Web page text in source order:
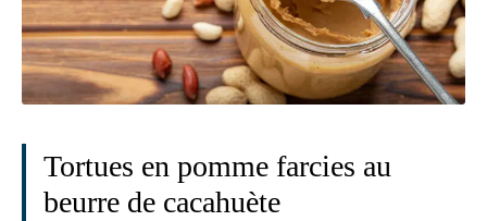
Tortues en pomme farcies au
beurre de cacahuète